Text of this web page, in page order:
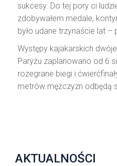
sukcesy. Do tej pory ci
zdobywałem medale,
było udane trzynaście lat –
Występy kajakarskich
Paryżu zaplanowano od 6
rozegrane biegi i
metrów mężczyzn odbędą
AKTUALNOŚCI